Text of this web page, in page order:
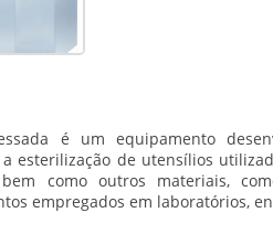
é um equipamento
esterilização de utensílios
como outros materiais,
empregados em laboratórios,